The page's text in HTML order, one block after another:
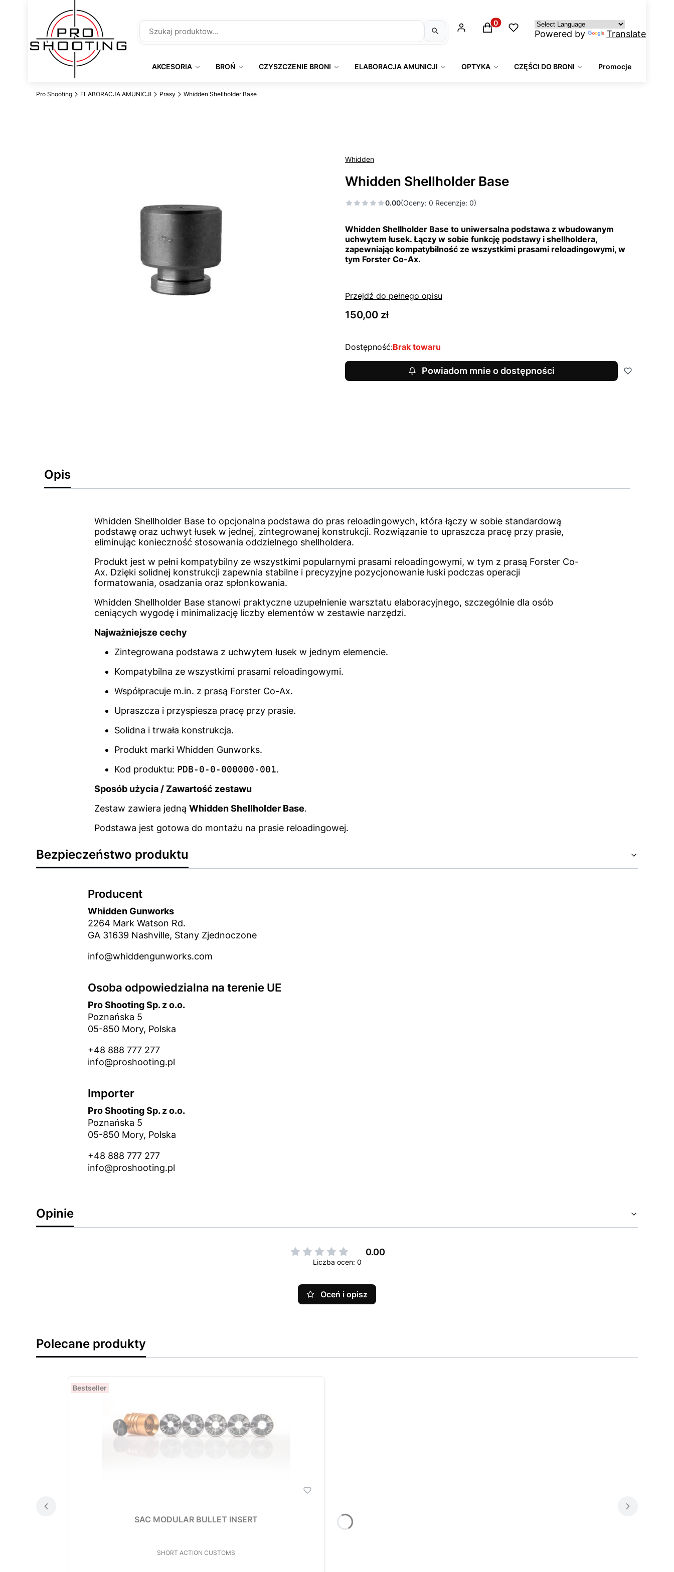
Produkty w koszyku: 0. Zobacz szczegóły
Powered by Translate
AKCESORIA BROŃ CZYSZCZENIE BRONI ELABORACJA AMUNICJI OPTYKA CZĘŚCI DO BRONI Promocje
Pro Shooting ELABORACJA AMUNICJI Prasy Whidden Shellholder Base
Whidden
Whidden Shellholder Base
0.00(Oceny: 0 Recenzje: 0)
Whidden Shellholder Base to uniwersalna podstawa z wbudowanym
uchwytem łusek. Łączy w sobie funkcję podstawy i shellholdera,
zapewniając kompatybilność ze wszystkimi prasami reloadingowymi, w
tym Forster Co-Ax.
Przejdź do pełnego opisu
Cena
150,00 zł
Dostępność:Brak towaru
Powiadom mnie o dostępności
Opis
Whidden Shellholder Base to opcjonalna podstawa do pras reloadingowych, która łączy w sobie standardową
podstawę oraz uchwyt łusek w jednej, zintegrowanej konstrukcji. Rozwiązanie to upraszcza pracę przy prasie,
eliminując konieczność stosowania oddzielnego shellholdera.
Produkt jest w pełni kompatybilny ze wszystkimi popularnymi prasami reloadingowymi, w tym z prasą Forster Co-
Ax. Dzięki solidnej konstrukcji zapewnia stabilne i precyzyjne pozycjonowanie łuski podczas operacji
formatowania, osadzania oraz spłonkowania.
Whidden Shellholder Base stanowi praktyczne uzupełnienie warsztatu elaboracyjnego, szczególnie dla osób
ceniących wygodę i minimalizację liczby elementów w zestawie narzędzi.
Najważniejsze cechy
Zintegrowana podstawa z uchwytem łusek w jednym elemencie.
Kompatybilna ze wszystkimi prasami reloadingowymi.
Współpracuje m.in. z prasą Forster Co-Ax.
Upraszcza i przyspiesza pracę przy prasie.
Solidna i trwała konstrukcja.
Produkt marki Whidden Gunworks.
Kod produktu: PDB-0-0-000000-001.
Sposób użycia / Zawartość zestawu
Zestaw zawiera jedną Whidden Shellholder Base.
Podstawa jest gotowa do montażu na prasie reloadingowej.
Bezpieczeństwo produktu
Producent
Whidden Gunworks
2264 Mark Watson Rd.
GA 31639 Nashville, Stany Zjednoczone
info@whiddengunworks.com
Osoba odpowiedzialna na terenie UE
Pro Shooting Sp. z o.o.
Poznańska 5
05-850 Mory, Polska
+48 888 777 277
info@proshooting.pl
Importer
Pro Shooting Sp. z o.o.
Poznańska 5
05-850 Mory, Polska
+48 888 777 277
info@proshooting.pl
Opinie
0.00
Liczba ocen: 0
Oceń i opisz
Polecane produkty
Bestseller
SAC MODULAR BULLET INSERT
PRODUCENT
SHORT ACTION CUSTOMS